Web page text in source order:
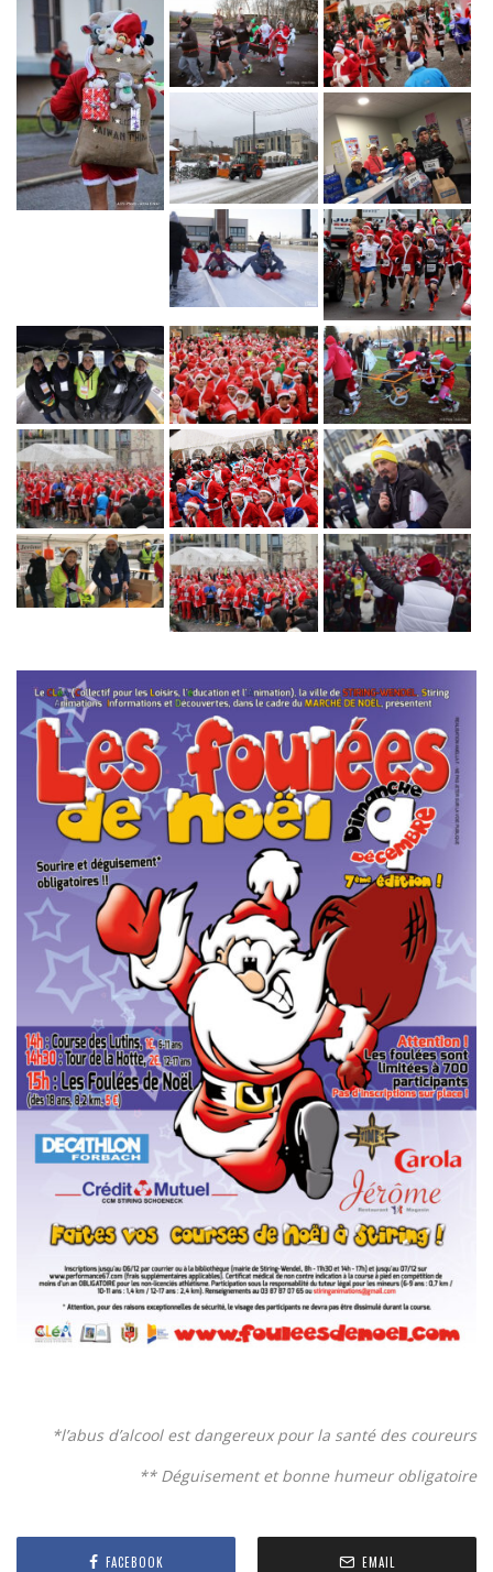
*l’abus d’alcool est dangereux pour la santé des coureurs
** Déguisement et bonne humeur obligatoire
FACEBOOK EMAIL